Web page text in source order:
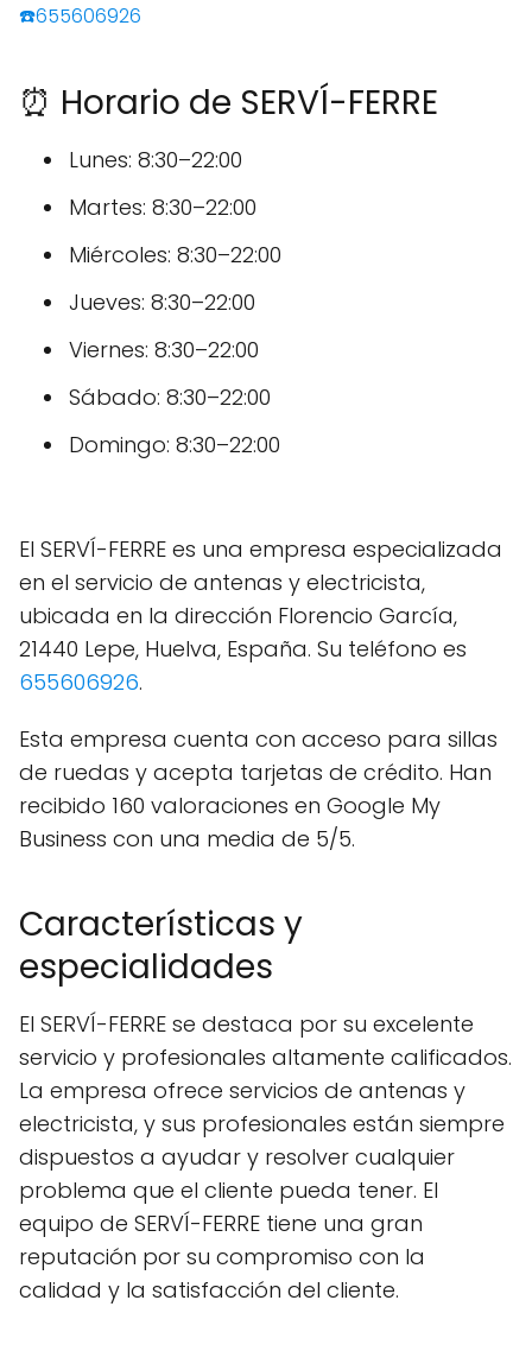
☎️655606926
⏰ Horario de SERVÍ-FERRE
Lunes: 8:30–22:00
Martes: 8:30–22:00
Miércoles: 8:30–22:00
Jueves: 8:30–22:00
Viernes: 8:30–22:00
Sábado: 8:30–22:00
Domingo: 8:30–22:00
El SERVÍ-FERRE es una empresa especializada
en el servicio de antenas y electricista,
ubicada en la dirección Florencio García,
21440 Lepe, Huelva, España. Su teléfono es
655606926.
Esta empresa cuenta con acceso para sillas
de ruedas y acepta tarjetas de crédito. Han
recibido 160 valoraciones en Google My
Business con una media de 5/5.
Características y
especialidades
El SERVÍ-FERRE se destaca por su excelente
servicio y profesionales altamente calificados.
La empresa ofrece servicios de antenas y
electricista, y sus profesionales están siempre
dispuestos a ayudar y resolver cualquier
problema que el cliente pueda tener. El
equipo de SERVÍ-FERRE tiene una gran
reputación por su compromiso con la
calidad y la satisfacción del cliente.